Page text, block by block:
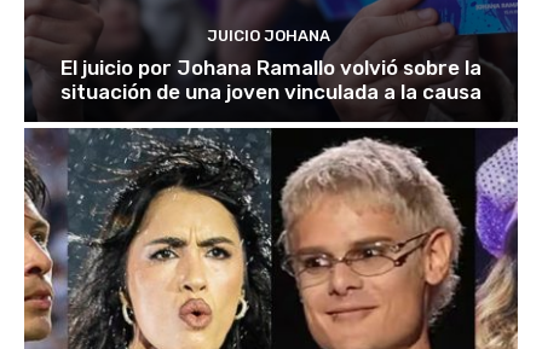
JUICIO JOHANA
El juicio por Johana Ramallo volvió sobre la
situación de una joven vinculada a la causa